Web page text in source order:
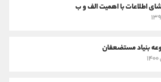
اطلاعات با اهمیت الف و ب
بنیاد مستضعفان